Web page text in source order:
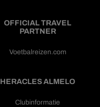
OFFICIAL TRAVEL
PARTNER
Voetbalreizen.com
HERACLES ALMELO
Clubinformatie